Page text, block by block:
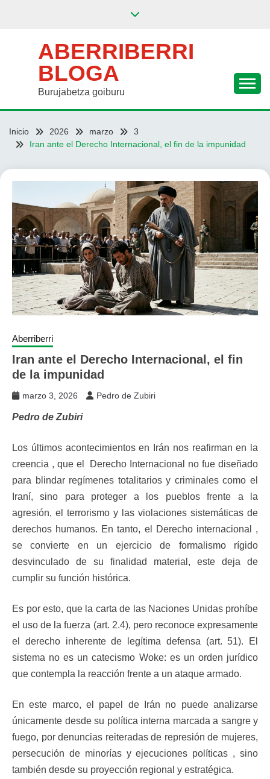
ABERRIBERRI
BLOGA
Burujabetza goiburu
Inicio 2026 marzo
3
Iran ante el Derecho Internacional, el fin de la impunidad
Aberriberri
Iran ante el Derecho Internacional, el fin
de la impunidad
marzo 3, 2026 Pedro de Zubiri
Pedro de Zubiri
Los últimos acontecimientos en Irán nos reafirman en la
creencia , que el Derecho Internacional no fue diseñado
para blindar regímenes totalitarios y criminales como el
Iraní, sino para proteger a los pueblos frente a la
agresión, el terrorismo y las violaciones sistemáticas de
derechos humanos. En tanto, el Derecho internacional ,
se convierte en un ejercicio de formalismo rígido
desvinculado de su finalidad material, este deja de
cumplir su función histórica.
Es por esto, que la carta de las Naciones Unidas prohíbe
el uso de la fuerza (art. 2.4), pero reconoce expresamente
el derecho inherente de legítima defensa (art. 51). El
sistema no es un catecismo Woke: es un orden jurídico
que contempla la reacción frente a un ataque armado.
En este marco, el papel de Irán no puede analizarse
únicamente desde su política interna marcada a sangre y
fuego, por denuncias reiteradas de represión de mujeres,
persecución de minorías y ejecuciones políticas , sino
también desde su proyección regional y estratégica.